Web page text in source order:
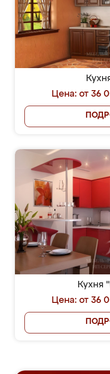
Цена: от 36
Кухня
Цена: от 36